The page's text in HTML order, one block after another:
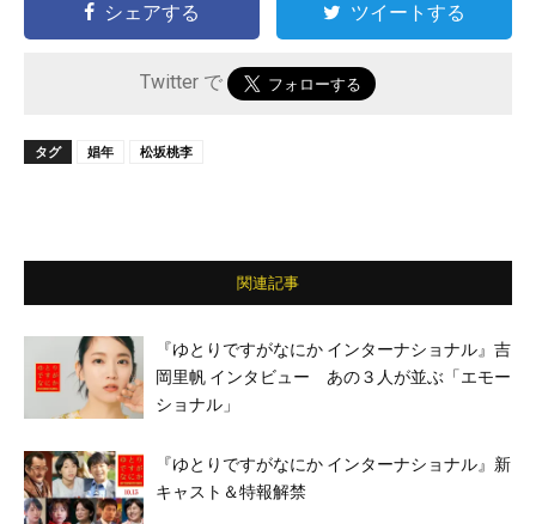
シェアする ツイートする
Twitter で
タグ 娼年 松坂桃李
関連記事
『ゆとりですがなにか インターナショナル』吉
岡里帆 インタビュー あの３人が並ぶ「エモー
ショナル」
『ゆとりですがなにか インターナショナル』新
キャスト＆特報解禁